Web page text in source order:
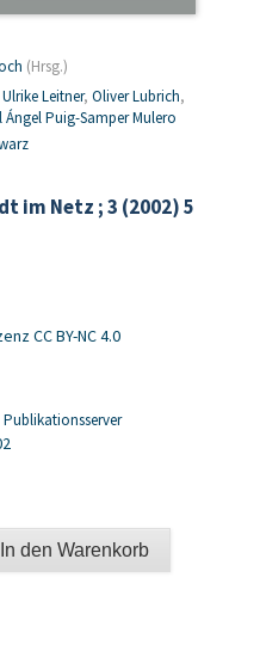
(Hrsg.)
Ulrike Leitner, Oliver Lubrich,
Ángel Puig-Samper Mulero
im Netz ; 3 (2002) 5
CC BY-NC 4.0
Publikationsserver
In den Warenkorb